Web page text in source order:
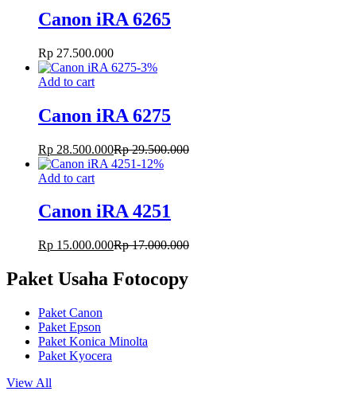
Canon iRA 6265
Rp 27.500.000
-3%
Add to cart
Canon iRA 6275
Rp 28.500.000Rp29.500.000
-12%
Add to cart
Canon iRA 4251
Rp 15.000.000Rp17.000.000
Paket Usaha Fotocopy
Paket Canon
Paket Epson
Paket Konica Minolta
Paket Kyocera
View All